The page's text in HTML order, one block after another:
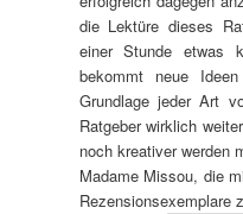
die Lektüre dieses
einer Stunde etwas
bekommt neue
Grundlage jeder Art
Ratgeber wirklich
noch kreativer werden
Madame Missou, die
Rezensionsexemplare